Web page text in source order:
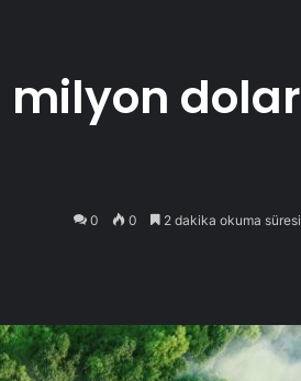
dolar
0 0 2 dakika okuma süresi